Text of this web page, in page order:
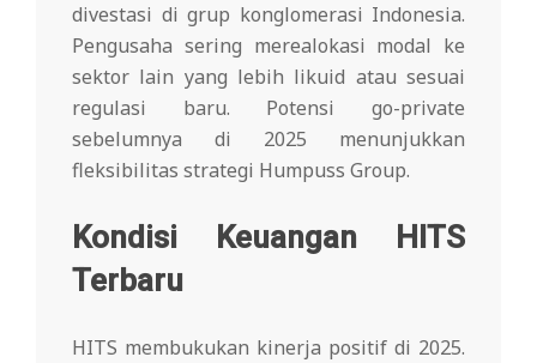
divestasi di grup konglomerasi Indonesia.
Pengusaha sering merealokasi modal ke
sektor lain yang lebih likuid atau sesuai
regulasi baru. Potensi go-private
sebelumnya di 2025 menunjukkan
fleksibilitas strategi Humpuss Group.
Kondisi Keuangan HITS
Terbaru
HITS membukukan kinerja positif di 2025.